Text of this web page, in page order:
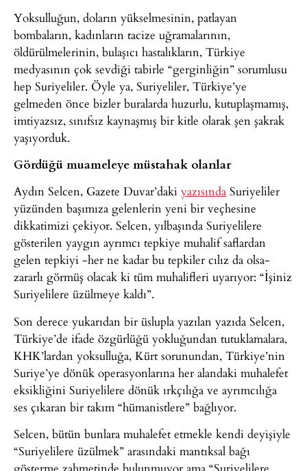
Yoksulluğun, doların yükselmesinin, patlayan
bombaların, kadınların tacize uğramalarının,
öldürülmelerinin, bulaşıcı hastalıkların, Türkiye
medyasının çok sevdiği tabirle “gerginliğin” sorumlusu
hep Suriyeliler. Öyle ya, Suriyeliler, Türkiye’ye
gelmeden önce bizler buralarda huzurlu, kutuplaşmamış,
imtiyazsız, sınıfsız kaynaşmış bir kitle olarak şen şakrak
yaşıyorduk.
Gördüğü muameleye müstahak olanlar
Aydın Selcen, Gazete Duvar’daki yazısında Suriyeliler
yüzünden başımıza gelenlerin yeni bir veçhesine
dikkatimizi çekiyor. Selcen, yılbaşında Suriyelilere
gösterilen yaygın ayrımcı tepkiye muhalif saflardan
gelen tepkiyi -her ne kadar bu tepkiler cılız da olsa-
zararlı görmüş olacak ki tüm muhalifleri uyarıyor: “İşiniz
Suriyelilere üzülmeye kaldı”.
Son derece yukarıdan bir üslupla yazılan yazıda Selcen,
Türkiye’de ifade özgürlüğü yokluğundan tutuklamalara,
KHK’lardan yoksulluğa, Kürt sorunundan, Türkiye’nin
Suriye’ye dönük operasyonlarına her alandaki muhalefet
eksikliğini Suriyelilere dönük ırkçılığa ve ayrımcılığa
ses çıkaran bir takım “hümanistlere” bağlıyor.
Selcen, bütün bunlara muhalefet etmekle kendi deyişiyle
“Suriyelilere üzülmek” arasındaki mantıksal bağı